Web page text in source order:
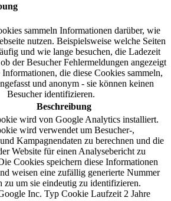
sammeln Informationen darüber, wie
nutzen. Beispielsweise welche Seiten
und wie lange besuchen, die Ladezeit
der Besucher Fehlermeldungen angezeigt
die diese Cookies sammeln,
und anonym - sie können keinen
Besucher identifizieren.
Beschreibung
wird von Google Analytics installiert.
wird verwendet um Besucher-,
Kampagnendaten zu berechnen und die
Website für einen Analysebericht zu
Cookies speichern diese Informationen
weisen eine zufällig generierte Nummer
zu um sie eindeutig zu identifizieren.
Inc. Typ Cookie Laufzeit 2 Jahre